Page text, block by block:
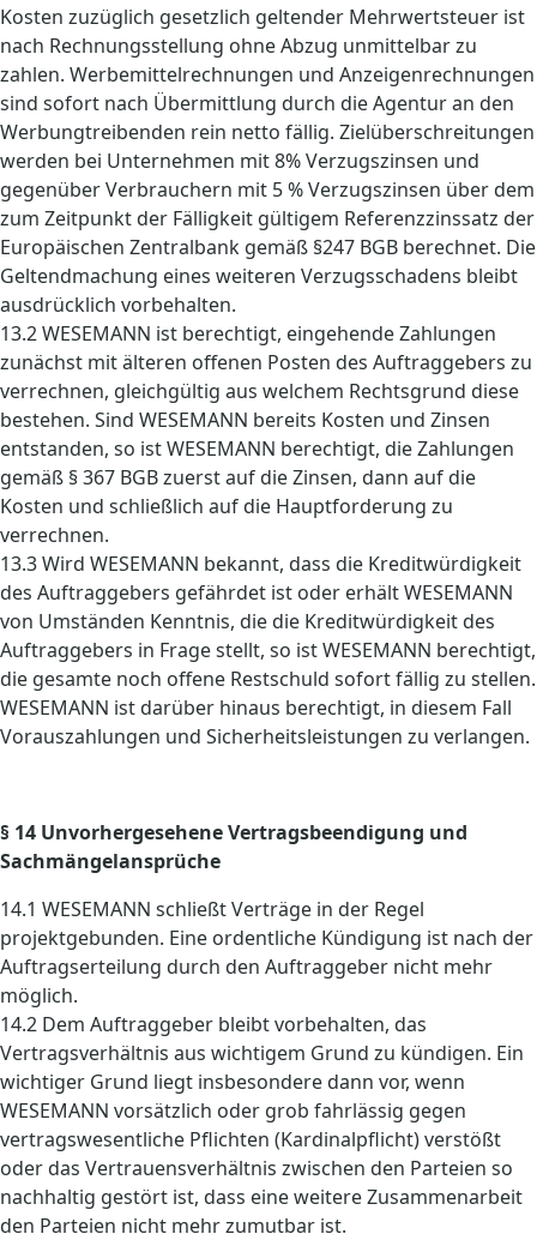
Kosten zuzüglich gesetzlich geltender Mehrwertsteuer ist
nach Rechnungsstellung ohne Abzug unmittelbar zu
zahlen. Werbemittelrechnungen und Anzeigenrechnungen
sind sofort nach Übermittlung durch die Agentur an den
Werbungtreibenden rein netto fällig. Zielüberschreitungen
werden bei Unternehmen mit 8% Verzugszinsen und
gegenüber Verbrauchern mit 5 % Verzugszinsen über dem
zum Zeitpunkt der Fälligkeit gültigem Referenzzinssatz der
Europäischen Zentralbank gemäß §247 BGB berechnet. Die
Geltendmachung eines weiteren Verzugsschadens bleibt
ausdrücklich vorbehalten.
13.2 WESEMANN ist berechtigt, eingehende Zahlungen
zunächst mit älteren offenen Posten des Auftraggebers zu
verrechnen, gleichgültig aus welchem Rechtsgrund diese
bestehen. Sind WESEMANN bereits Kosten und Zinsen
entstanden, so ist WESEMANN berechtigt, die Zahlungen
gemäß § 367 BGB zuerst auf die Zinsen, dann auf die
Kosten und schließlich auf die Hauptforderung zu
verrechnen.
13.3 Wird WESEMANN bekannt, dass die Kreditwürdigkeit
des Auftraggebers gefährdet ist oder erhält WESEMANN
von Umständen Kenntnis, die die Kreditwürdigkeit des
Auftraggebers in Frage stellt, so ist WESEMANN berechtigt,
die gesamte noch offene Restschuld sofort fällig zu stellen.
WESEMANN ist darüber hinaus berechtigt, in diesem Fall
Vorauszahlungen und Sicherheitsleistungen zu verlangen.
§ 14 Unvorhergesehene Vertragsbeendigung und
Sachmängelansprüche
14.1 WESEMANN schließt Verträge in der Regel
projektgebunden. Eine ordentliche Kündigung ist nach der
Auftragserteilung durch den Auftraggeber nicht mehr
möglich.
14.2 Dem Auftraggeber bleibt vorbehalten, das
Vertragsverhältnis aus wichtigem Grund zu kündigen. Ein
wichtiger Grund liegt insbesondere dann vor, wenn
WESEMANN vorsätzlich oder grob fahrlässig gegen
vertragswesentliche Pflichten (Kardinalpflicht) verstößt
oder das Vertrauensverhältnis zwischen den Parteien so
nachhaltig gestört ist, dass eine weitere Zusammenarbeit
den Parteien nicht mehr zumutbar ist.